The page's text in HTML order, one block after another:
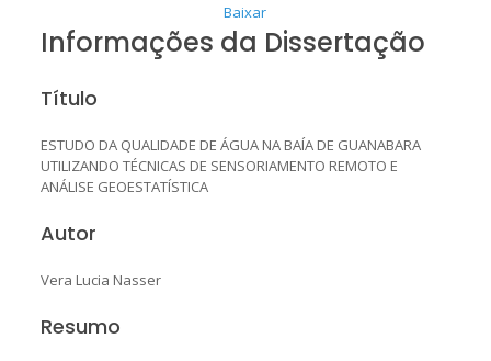
Baixar
Informações da Dissertação
Título
ESTUDO DA QUALIDADE DE ÁGUA NA BAÍA DE GUANABARA
UTILIZANDO TÉCNICAS DE SENSORIAMENTO REMOTO E
ANÁLISE GEOESTATÍSTICA
Autor
Vera Lucia Nasser
Resumo